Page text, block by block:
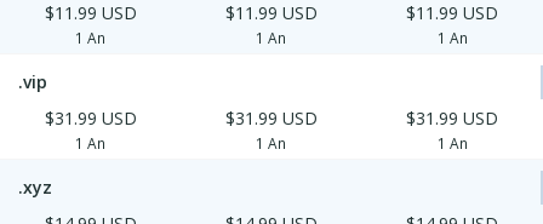
$11.99 USD
1 An
$11.99 USD
1 An
$11.99 USD
1 An
.vip
$31.99 USD
1 An
$31.99 USD
1 An
$31.99 USD
1 An
.xyz